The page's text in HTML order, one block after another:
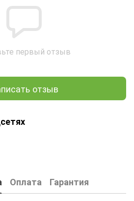
первый отзыв
отзыв
Оплата Гарантия